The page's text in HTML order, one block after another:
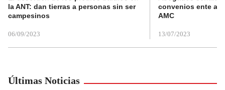
la ANT: dan tierras a personas sin ser
campesinos
06/09/2023
convenios ente
AMC
13/07/2023
Últimas Noticias